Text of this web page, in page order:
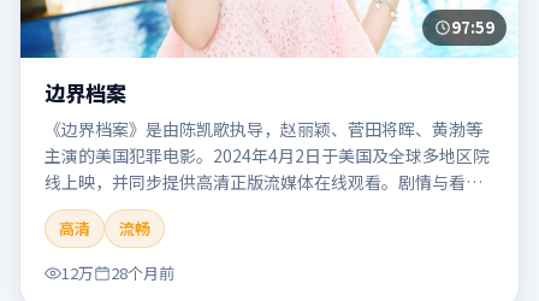
97:59
边界档案
《边界档案》是由陈凯歌执导，赵丽颖、菅田将晖、黄渤等
主演的美国犯罪电影。2024年4月2日于美国及全球多地区院
线上映，并同步提供高清正版流媒体在线观看。剧情与看
点：聚焦案件与人性灰色地带，张力十足，兼具社会观察与
戏剧冲突。本片适合检索「边界档案」「陈凯歌」「犯罪」
「美国」「2024」「2024-04-02上映」等关键词的影迷阅读
简介与主创信息。
高清
流畅
12万
28个月前